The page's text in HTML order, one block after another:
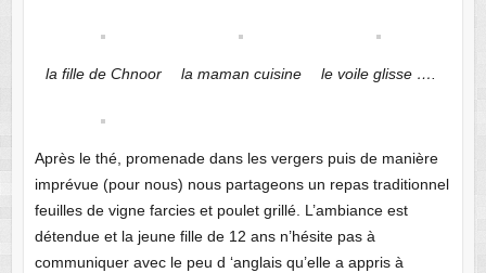
la fille de Chnoor la maman cuisine le voile glisse ….
Après le thé, promenade dans les vergers puis de manière
imprévue (pour nous) nous partageons un repas traditionnel
feuilles de vigne farcies et poulet grillé. L’ambiance est
détendue et la jeune fille de 12 ans n’hésite pas à
communiquer avec le peu d ‘anglais qu’elle a appris à